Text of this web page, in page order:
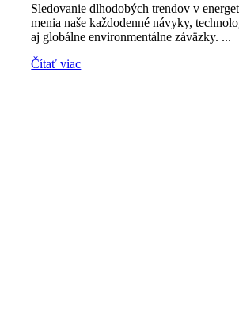
Sledovanie dlhodobých trendov v
menia naše každodenné návyky,
aj globálne environmentálne záväzky. ...
Čítať viac